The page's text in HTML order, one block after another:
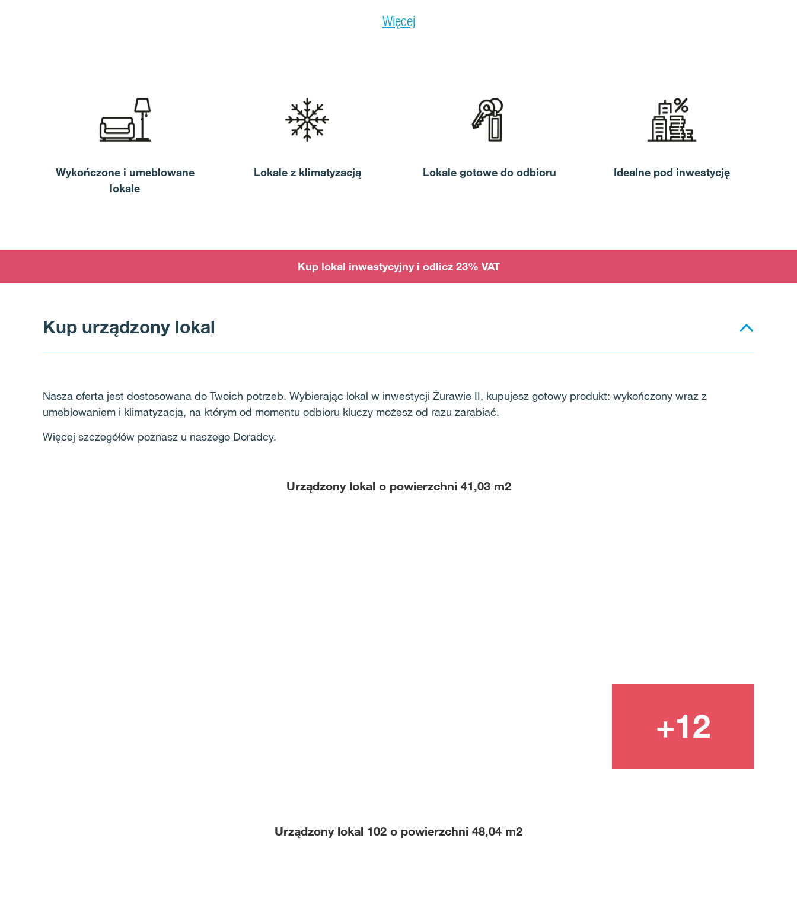
Więcej
Wykończone i umeblowane
lokale
Lokale z klimatyzacją Lokale gotowe do odbioru Idealne pod inwestycję
Kup lokal inwestycyjny i odlicz 23% VAT
Kup urządzony lokal
Nasza oferta jest dostosowana do Twoich potrzeb. Wybierając lokal w inwestycji Żurawie II, kupujesz gotowy produkt: wykończony wraz z
umeblowaniem i klimatyzacją, na którym od momentu odbioru kluczy możesz od razu zarabiać.
Więcej szczegółów poznasz u naszego Doradcy.
Urządzony lokal o powierzchni 41,03 m2
Urządzony lokal 102 o powierzchni 48,04 m2